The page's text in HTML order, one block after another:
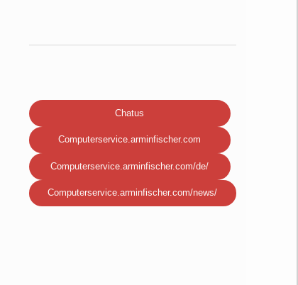
Chatus
Computerservice.arminfischer.com
Computerservice.arminfischer.com/de/
Computerservice.arminfischer.com/news/